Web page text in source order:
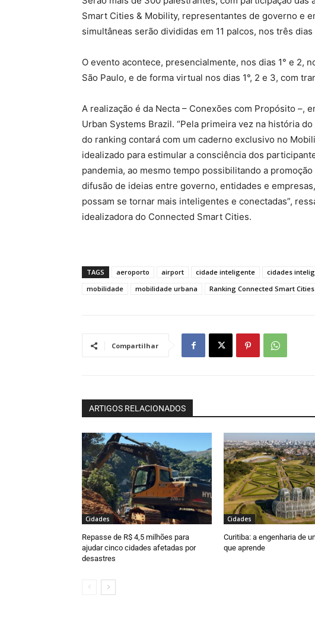
Smart Cities & Mobility, representantes de governo e
simultâneas serão divididas em 11 palcos, nos três
O evento acontece, presencialmente, nos dias 1° e 2,
São Paulo, e de forma virtual nos dias 1°, 2 e 3, com
A realização é da Necta – Conexões com Propósito –,
Urban Systems Brazil. “Pela primeira vez na história
do ranking contará com um caderno exclusivo no
idealizado para estimular a consciência dos
pandemia, ao mesmo tempo possibilitando a
difusão de ideias entre governo, entidades e
possam se tornar mais inteligentes e conectadas”,
idealizadora do Connected Smart Cities.
TAGS aeroporto airport cidade inteligente cidades
mobilidade
mobilidade urbana Ranking Connected Smart Cities
Compartilhar
ARTIGOS RELACIONADOS
Cidades
Repasse de R$ 4,5 milhões para
ajudar cinco cidades afetadas por
desastres
Cidades
Curitiba: a engenharia de
que aprende